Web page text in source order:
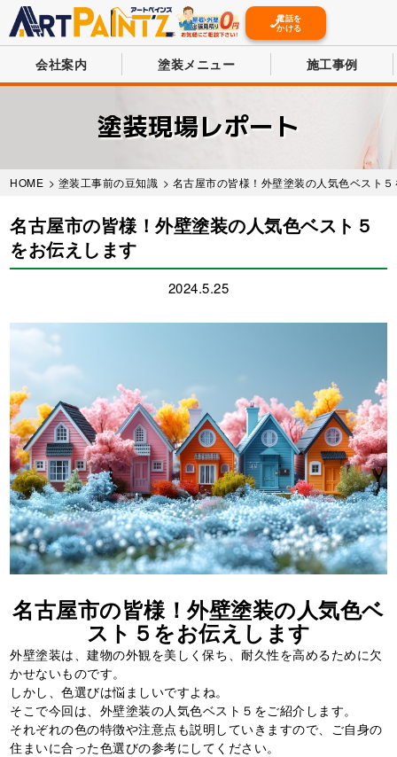
電話を
かける
会社案内 塗装メニュー 施工事例
塗装現場レポート
HOME > 塗装工事前の豆知識 > 名古屋市の皆様！外壁塗装の人気色ベスト
名古屋市の皆様！外壁塗装の人気色ベスト５
をお伝えします
2024.5.25
名古屋市の皆様！外壁塗装の人気色ベ
スト５をお伝えします
外壁塗装は、建物の外観を美しく保ち、耐久性を高めるために欠
かせないものです。
しかし、色選びは悩ましいですよね。
そこで今回は、外壁塗装の人気色ベスト５をご紹介します。
それぞれの色の特徴や注意点も説明していきますので、ご自身の
住まいに合った色選びの参考にしてください。